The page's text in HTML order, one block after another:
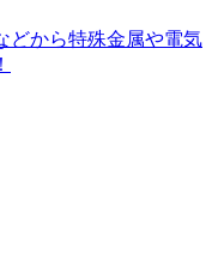
どから特殊金属や電気